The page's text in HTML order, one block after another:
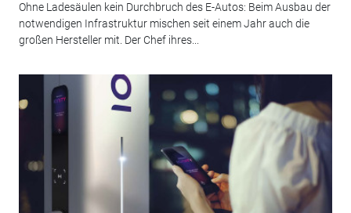
Ohne Ladesäulen kein Durchbruch des E-Autos: Beim Ausbau der
notwendigen Infrastruktur mischen seit einem Jahr auch die
großen Hersteller mit. Der Chef ihres...